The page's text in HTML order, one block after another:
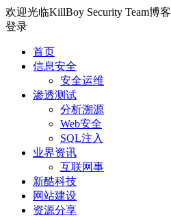
欢迎光临KillBoy Security Team博客
登录
首页
信息安全
安全运维
渗透测试
分析溯源
Web安全
SQL注入
业界资讯
互联网事
新酷科技
网站建设
资源分享